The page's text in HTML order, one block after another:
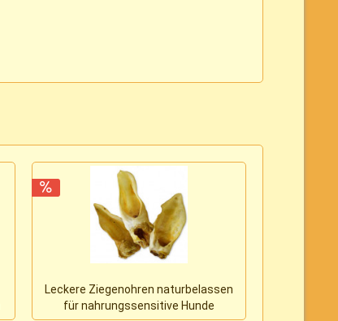
Leckere Ziegenohren naturbelassen
für nahrungssensitive Hunde